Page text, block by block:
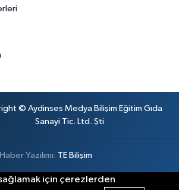
© Aydinses Medya Bilişim Eğitim Gıda
Sanayi Tic. Ltd. Şti
Haber Yazılımı: TE Bilişim
için çerezlerden